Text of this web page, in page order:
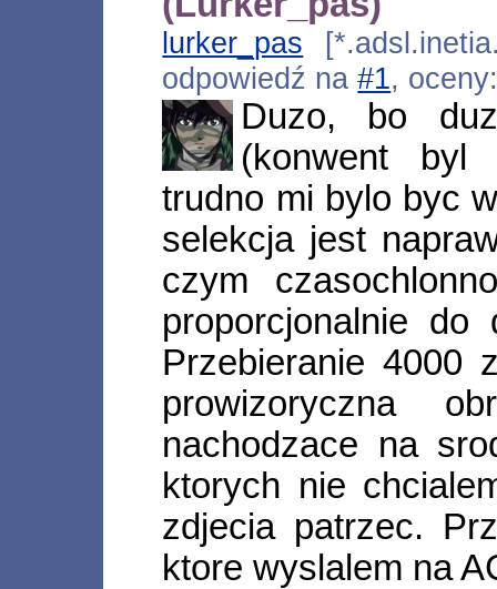
lurker_pas
odpowiedź na#1,
Duzo, bo
(konwent byl
trudno mi bylo byc
selekcja jest
czym
proporcjonalnie do
Przebieranie 4000
prowizoryczna
nachodzace na
ktorych nie
zdjecia patrzec.
ktore wyslalem na